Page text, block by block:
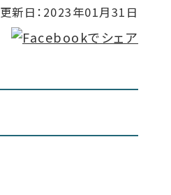
更新日： 2023年01月31日